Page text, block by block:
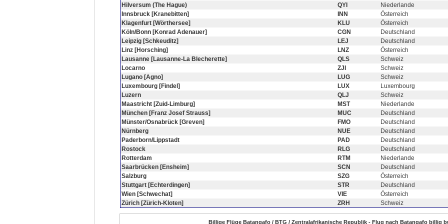
Hilversum (The Hague)
QYI
Niederlande
Innsbruck [Kranebitten]
INN
Österreich
Klagenfurt [Wörthersee]
KLU
Österreich
Köln/Bonn [Konrad Adenauer]
CGN
Deutschland
Leipzig [Schkeuditz]
LEJ
Deutschland
Linz [Horsching]
LNZ
Österreich
Lausanne [Lausanne-La Blecherette]
QLS
Schweiz
Locarno
ZJI
Schweiz
Lugano [Agno]
LUG
Schweiz
Luxembourg [Findel]
LUX
Luxembourg
Luzern
QLJ
Schweiz
Maastricht [Zuid-Limburg]
MST
Niederlande
München [Franz Josef Strauss]
MUC
Deutschland
Münster/Osnabrück [Greven]
FMO
Deutschland
Nürnberg
NUE
Deutschland
Paderborn/Lippstadt
PAD
Deutschland
Rostock
RLG
Deutschland
Rotterdam
RTM
Niederlande
Saarbrücken [Ensheim]
SCN
Deutschland
Salzburg
SZG
Österreich
Stuttgart [Echterdingen]
STR
Deutschland
Wien [Schwechat]
VIE
Österreich
Zürich [Zürich-Kloten]
ZRH Schweiz
Billige Flüge Batangafo / BTG / Zentralafrikanische Republik - Flug nach Batangafo billig